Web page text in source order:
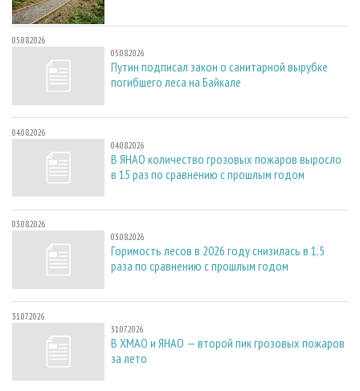
05.08.2026
05.08.2026
Путин подписал закон о санитарной вырубке
погибшего леса на Байкале
04.08.2026
04.08.2026
В ЯНАО количество грозовых пожаров выросло
в 15 раз по сравнению с прошлым годом
03.08.2026
03.08.2026
Горимость лесов в 2026 году снизилась в 1,5
раза по сравнению с прошлым годом
31.07.2026
31.07.2026
В ХМАО и ЯНАО — второй пик грозовых пожаров
за лето